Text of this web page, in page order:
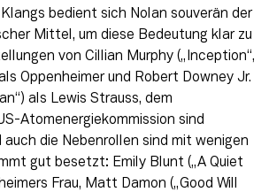
bedient sich Nolan souverän der
Mittel, um diese Bedeutung klar zu
von Cillian Murphy („Inception“,
Oppenheimer und Robert Downey Jr.
als Lewis Strauss, dem
Atomenergiekommission sind
auch die Nebenrollen sind mit wenigen
gut besetzt: Emily Blunt („A Quiet
Frau, Matt Damon („Good Will